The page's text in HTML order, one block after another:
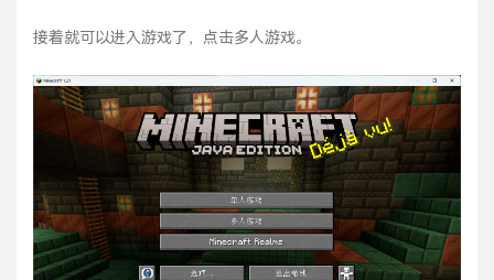
接着就可以进入游戏了，点击多人游戏。